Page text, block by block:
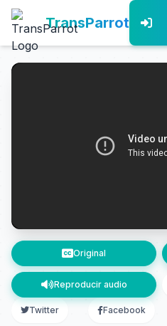
TransParrot
Original
Reproducir audio
Twitter Facebook